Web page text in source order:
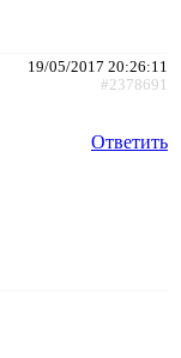
19/05/2017 20:26:11
#2378691
Ответить